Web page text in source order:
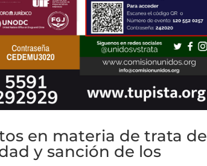
en materia de trata de
y sanción de los